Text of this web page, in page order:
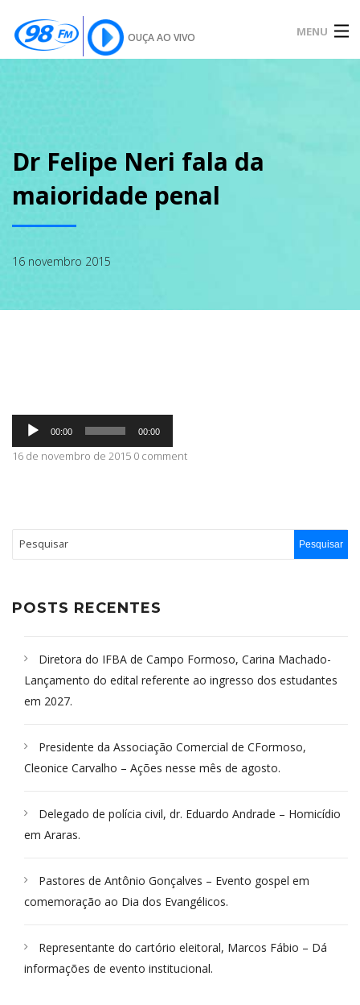
OUÇA AO VIVO MENU
SOBRE
CONTATO
Dr Felipe Neri fala da
maioridade penal
16 novembro 2015
Tocador
áudio
00:00 00:00
16 de novembro de 2015 0 comment
POSTS RECENTES
Diretora do IFBA de Campo Formoso, Carina Machado-
Lançamento do edital referente ao ingresso dos estudantes
em 2027.
Presidente da Associação Comercial de CFormoso,
Cleonice Carvalho – Ações nesse mês de agosto.
Delegado de polícia civil, dr. Eduardo Andrade – Homicídio
em Araras.
Pastores de Antônio Gonçalves – Evento gospel em
comemoração ao Dia dos Evangélicos.
Representante do cartório eleitoral, Marcos Fábio – Dá
informações de evento institucional.